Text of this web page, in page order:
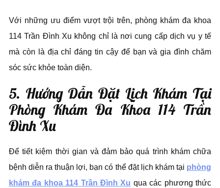
Với những ưu điểm vượt trội trên, phòng khám đa khoa
114 Trần Đình Xu không chỉ là nơi cung cấp dịch vụ y tế
mà còn là địa chỉ đáng tin cậy để bạn và gia đình chăm
sóc sức khỏe toàn diện.
5. Hướng Dẫn Đặt Lịch Khám Tại
Phòng Khám Đa Khoa 114 Trần
Đình Xu
Để tiết kiệm thời gian và đảm bảo quá trình khám chữa
bệnh diễn ra thuận lợi, bạn có thể đặt lịch khám tại phòng
khám đa khoa 114 Trần Đình Xu qua các phương thức